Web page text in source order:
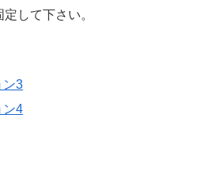
して下さい。
ン3
ン4